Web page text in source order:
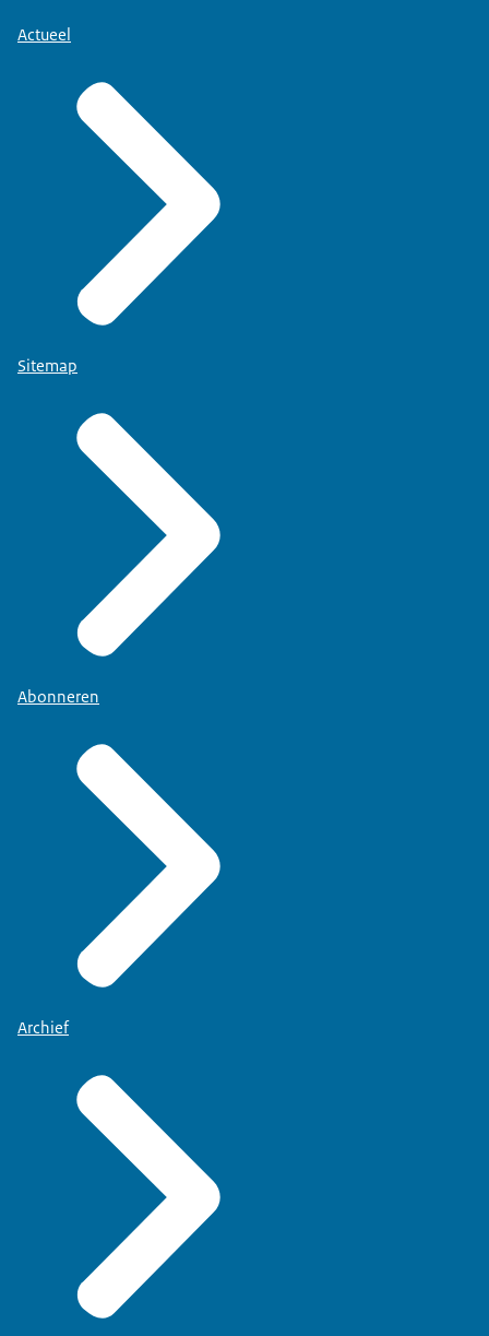
Actueel
Sitemap
Abonneren
Archief